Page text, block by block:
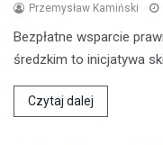
Przemysław Kamiński
Bezpłatne wsparcie
średzkim to inicjatywa
Czytaj dalej